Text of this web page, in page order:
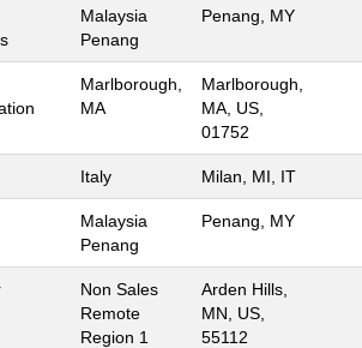
Malaysia
Penang
Penang, MY
Marlborough,
MA
Marlborough,
MA, US,
01752
Italy Milan, MI, IT
Malaysia
Penang
Penang, MY
Non Sales
Remote
Region 1
Arden Hills,
MN, US,
55112